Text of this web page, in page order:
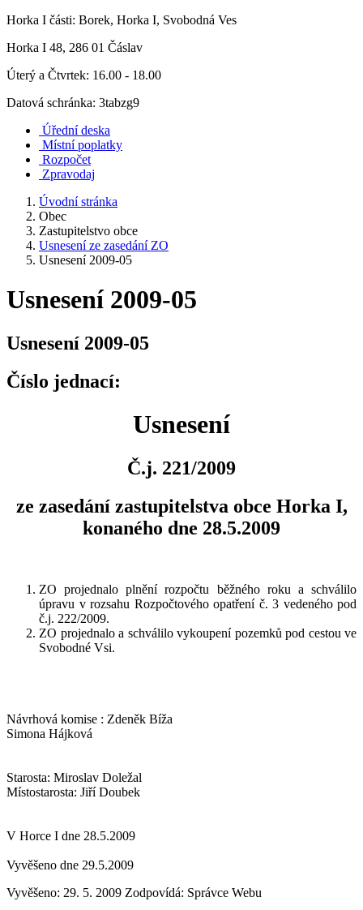
Horka I části: Borek, Horka I, Svobodná Ves
Horka I 48, 286 01 Čáslav
Úterý a Čtvrtek: 16.00 - 18.00
Datová schránka: 3tabzg9
Úřední deska
Místní poplatky
Rozpočet
Zpravodaj
Úvodní stránka
Obec
Zastupitelstvo obce
Usnesení ze zasedání ZO
Usnesení 2009-05
Usnesení 2009-05
Usnesení 2009-05
Číslo jednací:
Usnesení
Č.j. 221/2009
ze zasedání zastupitelstva obce Horka I,
konaného dne 28.5.2009
ZO projednalo plnění rozpočtu běžného roku a schválilo
úpravu v rozsahu Rozpočtového opatření č. 3 vedeného pod
č.j. 222/2009.
ZO projednalo a schválilo vykoupení pozemků pod cestou ve
Svobodné Vsi.
Návrhová komise : Zdeněk Bíža
Simona Hájková
Starosta: Miroslav Doležal
Místostarosta: Jiří Doubek
V Horce I dne 28.5.2009
Vyvěšeno dne 29.5.2009
Vyvěšeno: 29. 5. 2009 Zodpovídá: Správce Webu